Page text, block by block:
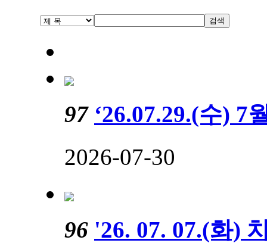
검색
97 ‘26.07.29.(수) 7
2026-07-30
96 '26. 07. 07.(화)